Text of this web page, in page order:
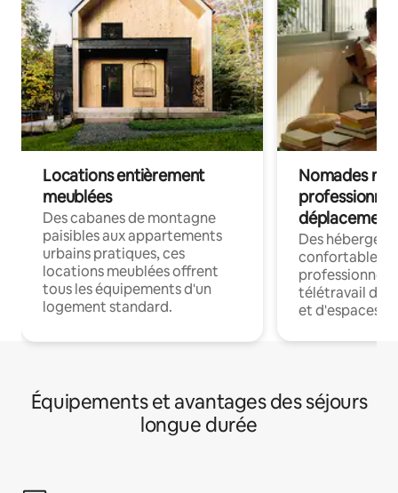
Locations entièrement
meublées
Des cabanes de montagne
paisibles aux appartements
urbains pratiques, ces
locations meublées offrent
tous les équipements d'un
logement standard.
Nomades
déplacement
Des
confortables
professionnels
télétravail
et d'espaces
Équipements et avantages des séjours
longue durée